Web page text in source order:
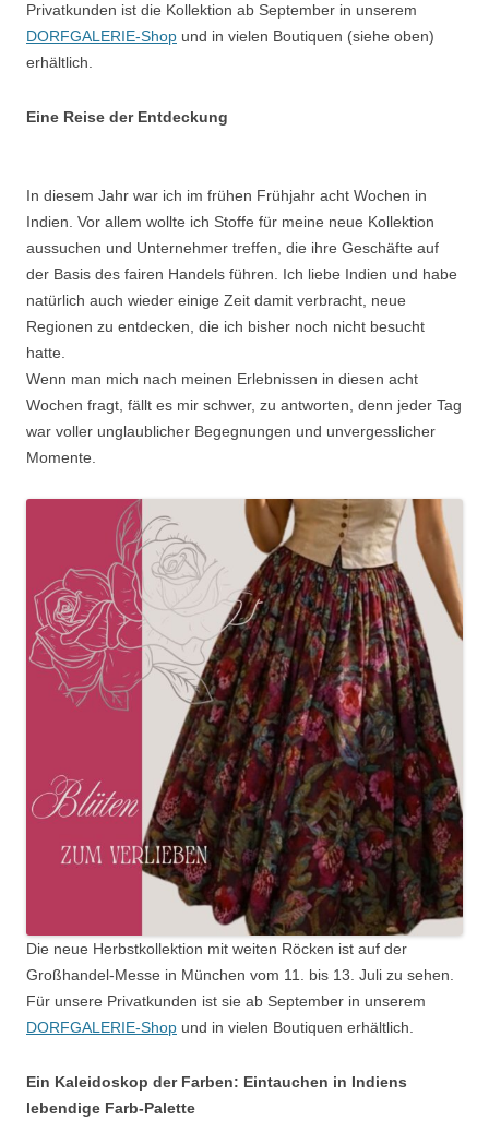
Privatkunden ist die Kollektion ab September in unserem
DORFGALERIE-Shop und in vielen Boutiquen (siehe oben)
erhältlich.
Eine Reise der Entdeckung
In diesem Jahr war ich im frühen Frühjahr acht Wochen in
Indien. Vor allem wollte ich Stoffe für meine neue Kollektion
aussuchen und Unternehmer treffen, die ihre Geschäfte auf
der Basis des fairen Handels führen. Ich liebe Indien und habe
natürlich auch wieder einige Zeit damit verbracht, neue
Regionen zu entdecken, die ich bisher noch nicht besucht
hatte.
Wenn man mich nach meinen Erlebnissen in diesen acht
Wochen fragt, fällt es mir schwer, zu antworten, denn jeder Tag
war voller unglaublicher Begegnungen und unvergesslicher
Momente.
Die neue Herbstkollektion mit weiten Röcken ist auf der
Großhandel-Messe in München vom 11. bis 13. Juli zu sehen.
Für unsere Privatkunden ist sie ab September in unserem
DORFGALERIE-Shop und in vielen Boutiquen erhältlich.
Ein Kaleidoskop der Farben: Eintauchen in Indiens
lebendige Farb-Palette